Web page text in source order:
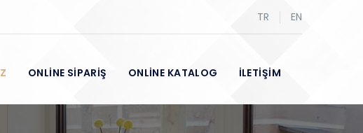
TR EN
ONLİNE SİPARİŞ ONLİNE KATALOG İLETİŞİM